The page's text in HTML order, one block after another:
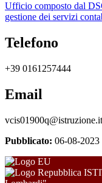
Ufficio composto dal
gestione dei servizi
Telefono
+39 0161257444
Email
vcis01900q@istruzione.it
Pubblicato: 06-08-2023